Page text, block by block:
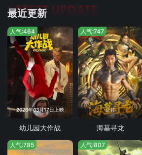
最近更新
LATEST UPDATE
2026年03月17日上映
人气:464
幼儿园大作战
正片
人气:747
海墓寻龙
人气:785 人气:807